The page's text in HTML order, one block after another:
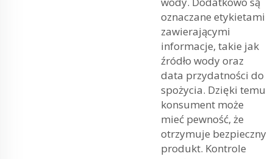
oznaczane etykietami
zawierającymi
informacje, takie jak
źródło wody oraz
data przydatności do
spożycia. Dzięki temu
konsument może
mieć pewność, że
otrzymuje bezpieczny
produkt. Kontrole